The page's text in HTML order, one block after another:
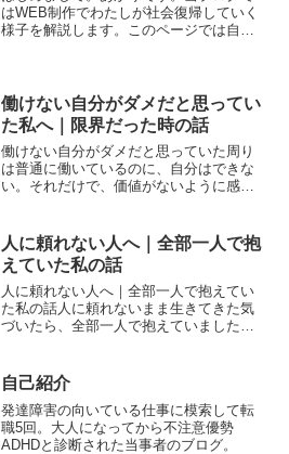
はWEB制作でわたしが社会復帰していく
様子を解説します。このページでは自己
ったあの日３．開業届を...
働けない自分がダメだと思ってい
た私へ｜限界だった時の話
働けない自分がダメだと思っていた周り
は普通に働いているのに、自分はできな
い。それだけで、価値がないように感じ
い・毎回自己嫌悪やめたこと「普通に働
くべき」を一度手放しました。...
人に頼れない人へ｜全部一人で抱
えていた私の話
人に頼れない人へ｜全部一人で抱えてい
た私の話人に頼れないまま生きてきた気
づいたら、全部一人で抱えていました。
て、余計にしんどくなりました。変えた
こと「少しだけ頼る」を許し...
自己紹介
発達障害の向いている仕事に模索して転
職5回。大人になってから不注意優勢
ADHDと診断された当事者のブログ。